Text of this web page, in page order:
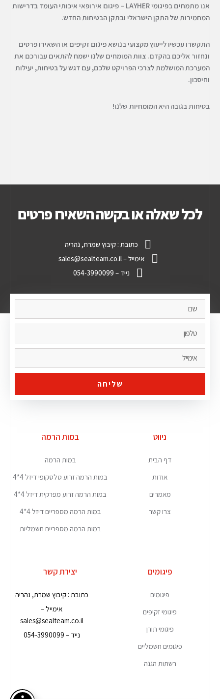
אנו מתמחים בפיגומי LAYHER – פיגום אירופאי איכותי העומד בדרישות
המחמירות של התקן הישראלי ובתקן הבטיחות החדש.
התקשרו עכשיו לייעוץ מקצועי בנושא פיגום זקיפים או השאירו פרטים
ונחזור אליכם בהקדם. צוות המומחים שלנו ישמח להתאים עבורכם את
המערכת המושלמת לצרכי הפרויקט שלכם, עם דגש על בטיחות, יעילות
וחיסכון.
בטיחות בגובה היא המומחיות שלנו!
לכל שאלה או בקשה השאירו פרטים
כתובת : קיבוץ שמרת, נהריה
אימייל – sales@sealteam.co.il
נייד – 054-3990099
שליחה
ניווט
דף הבית
אודות
מאמרים
צרו קשר
במות הרמה
במות הרמה
במות הרמה זרוע טלסקופי דיזל 4*4
במות הרמה זרוע מפרקית דיזל 4*4
במות הרמה מספריים דיזל 4*4
במות הרמה מספריים חשמליות
פיגומים
פיגומים
פיגומי זקיפים
פיגומי תורן
פיגומים חשמליים
רשתות הגנה
יצירת קשר
כתובת : קיבוץ שמרת, נהריה
אימייל –
sales@sealteam.co.il
נייד – 054-3990099